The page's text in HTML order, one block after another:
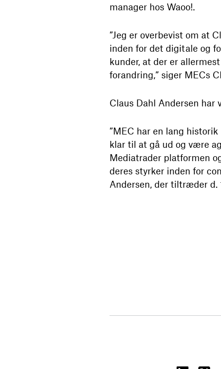
manager hos Waoo!.
”Jeg er overbevist om at
inden for det digitale og
kunder, at der er
forandring,” siger MECs
Claus Dahl Andersen har
”MEC har en lang
klar til at gå ud og være
Mediatrader platformen
deres styrker inden for
Andersen, der tiltræder d.